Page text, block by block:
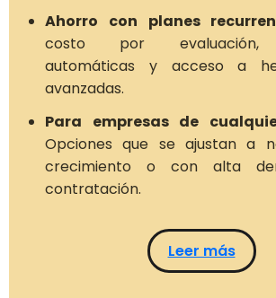
Ahorro con planes
costo por evaluación,
automáticas y acceso a
avanzadas.
Para empresas de
Opciones que se ajustan a
crecimiento o con alta
contratación.
Leer más